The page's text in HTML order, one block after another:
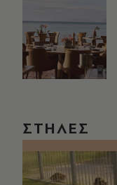
ΣΤΗΛΕΣ